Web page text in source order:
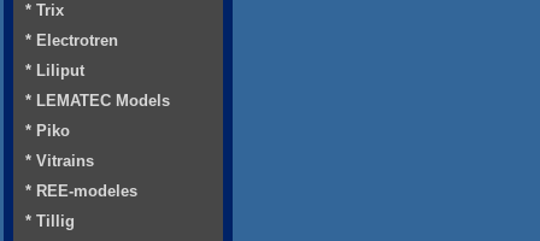
* Trix
* Electrotren
* Liliput
* LEMATEC Models
* Piko
* Vitrains
* REE-modeles
* Tillig